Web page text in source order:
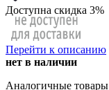
Доступна скидка 3%
Перейти к описанию
нет в наличии
Аналогичные товары